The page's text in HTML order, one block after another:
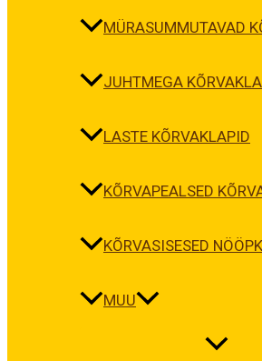
MÜRASUMMUTAVAD
JUHTMEGA
LASTE KÕRVAKLAPID
KÕRVAPEALSED
KÕRVASISESED
MUU